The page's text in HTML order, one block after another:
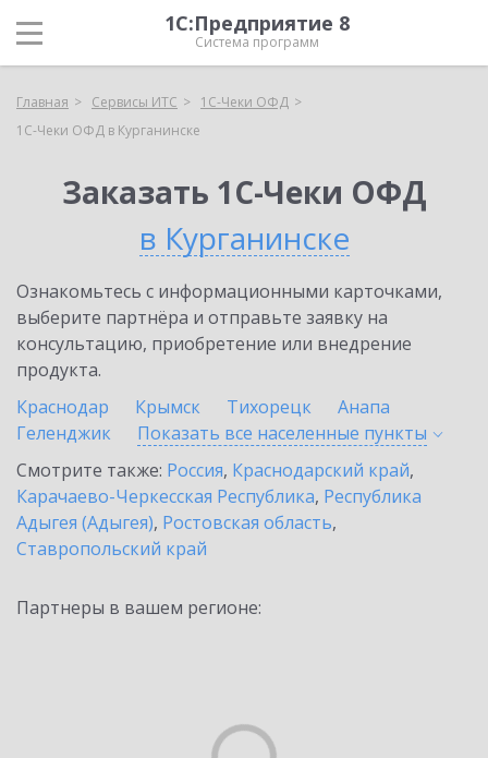
1С:Предприятие 8
Система программ
Главная Сервисы ИТС
1С-Чеки ОФД
1С-Чеки ОФД в Курганинске
Заказать 1С-Чеки ОФД
в Курганинске
Ознакомьтесь с информационными карточками,
выберите партнёра и отправьте заявку на
консультацию, приобретение или внедрение
продукта.
Краснодар
Крымск Тихорецк
Анапа
Геленджик
Показать все населенные пункты
Смотрите также: Россия, Краснодарский край,
Карачаево-Черкесская Республика, Республика
Адыгея (Адыгея), Ростовская область,
Ставропольский край
Партнеры в вашем регионе: